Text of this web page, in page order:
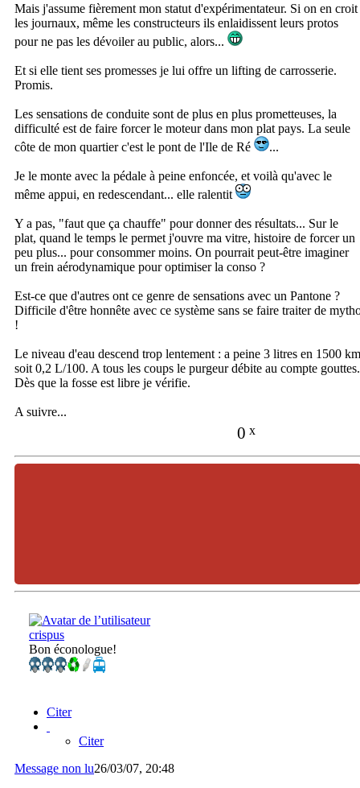
Mais j'assume fièrement mon statut d'expérimentateur. Si on en croit
les journaux, même les constructeurs ils enlaidissent leurs protos
pour ne pas les dévoiler au public, alors...
Et si elle tient ses promesses je lui offre un lifting de carrosserie.
Promis.
Les sensations de conduite sont de plus en plus prometteuses, la
difficulté est de faire forcer le moteur dans mon plat pays. La seule
côte de mon quartier c'est le pont de l'Ile de Ré
...
Je le monte avec la pédale à peine enfoncée, et voilà qu'avec le
même appui, en redescendant... elle ralentit
Y a pas, "faut que ça chauffe" pour donner des résultats... Sur le
plat, quand le temps le permet j'ouvre ma vitre, histoire de forcer un
peu plus... pour consommer moins. On pourrait peut-être imaginer
un frein aérodynamique pour optimiser la conso ?
Est-ce que d'autres ont ce genre de sensations avec un Pantone ?
Difficile d'être honnête avec ce système sans se faire traiter de
!
Le niveau d'eau descend trop lentement : a peine 3 litres en 1500 km
soit 0,2 L/100. A tous les coups le purgeur débite au compte gouttes.
Dès que la fosse est libre je vérifie.
A suivre...
0 x
crispus
Bon éconologue!
Citer
Citer
Message non lu26/03/07, 20:48